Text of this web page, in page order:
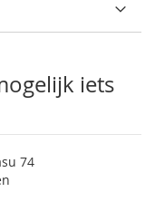
iets
74